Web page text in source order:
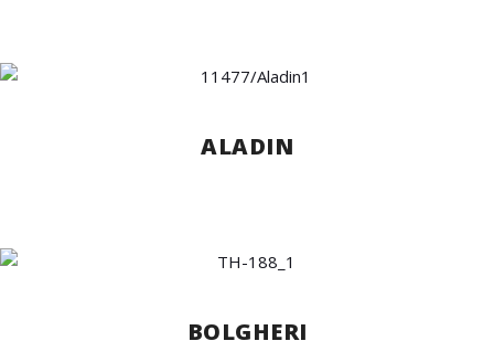
ALADIN
BOLGHERI